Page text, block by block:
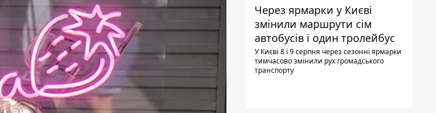
Через ярмарки у Києві
змінили маршрути сім
автобусів і один тролейбус
У Києві 8 і 9 серпня через сезонні ярмарки
тимчасово змінили рух громадського
транспорту